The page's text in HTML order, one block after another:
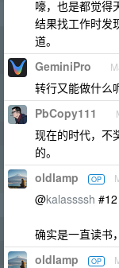
嚎，也是都觉得
结果找工作时发
道。
GeminiPro
转行又能做什么
PbCopy111
现在的时代，不
的。
oldlamp OP
@kalassssh #12
确实是一直读书
oldlamp OP